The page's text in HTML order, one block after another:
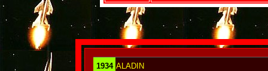
1934 ALADIN